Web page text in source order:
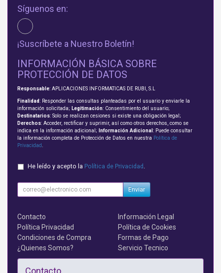
Síguenos en:
¡Suscríbete a Nuestro Boletín!
INFORMACIÓN BÁSICA SOBRE
PROTECCIÓN DE DATOS
Responsable: APLICACIONES INFORMATICAS DE RUBI, S.L
Finalidad: Responder las consultas planteadas por el usuario y enviarle la
información solicitada; Legitimación: Consentimiento del usuario;
Destinatarios: Solo se realizan cesiones si existe una obligación legal;
Derechos: Acceder, rectificar y suprimir, así como otros derechos, como se
indica en la información adicional;
Información Adicional : Puede consultar
la información completa de Protección de Datos en nuestra Política de
Privacidad
He leído y acepto la Política de Privacidad
Enviar
Contacto
Información Legal
Política Privacidad
Política de Cookies
Condiciones de Compra
Formas de Pago
¿Quienes Somos?
Servicio Tecnico
Contacto